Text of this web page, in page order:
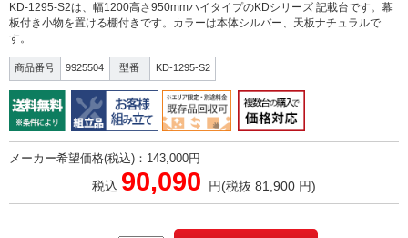
KD-1295-S2は、幅1200高さ950mmハイタイプのKDシリーズ 記載台です。幕
板付き小物を置ける棚付きです。カラーは本体シルバー、天板ナチュラルで
す。
商品番号 9925504 型番 KD-1295-S2
メーカー希望価格(税込)：143,000円
税込 90,090 円(税抜 81,900 円)